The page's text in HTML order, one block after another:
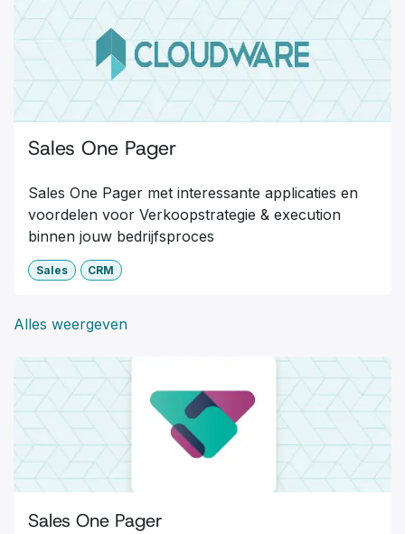
Sales One Pager
Sales One Pager met interessante applicaties en
voordelen voor Verkoopstrategie & execution
binnen jouw bedrijfsproces
Sales CRM
Alles weergeven
Sales One Pager